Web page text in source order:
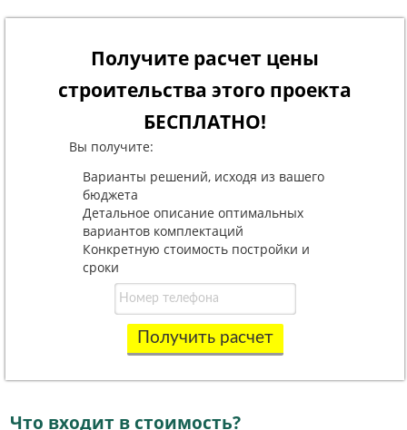
Получите расчет цены
строительства этого проекта
БЕСПЛАТНО!
Вы получите:
Варианты решений, исходя из вашего
бюджета
Детальное описание оптимальных
вариантов комплектаций
Конкретную стоимость постройки и
сроки
Получить расчет
Что входит в стоимость?